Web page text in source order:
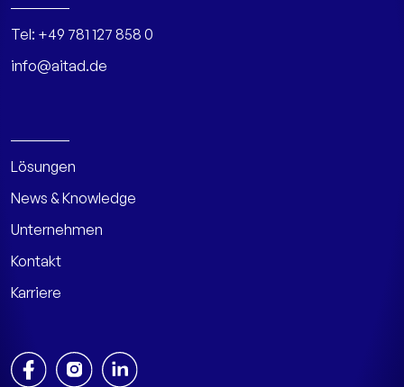
Tel: +49 781 127 858 0
info@aitad.de
Lösungen
News & Knowledge
Unternehmen
Kontakt
Karriere